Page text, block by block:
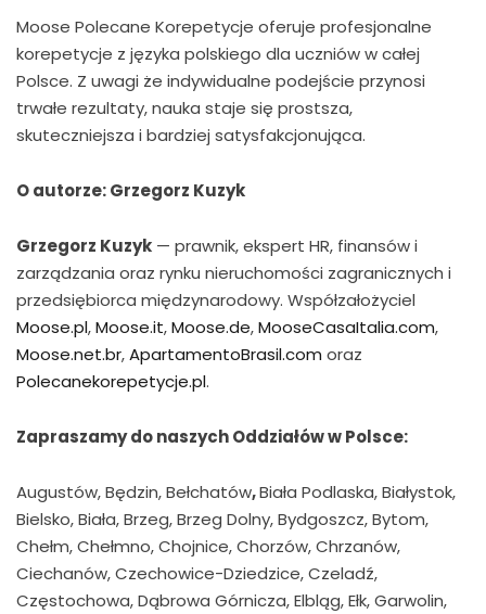
Moose Polecane Korepetycje oferuje profesjonalne
korepetycje z języka polskiego dla uczniów w całej
Polsce. Z uwagi że indywidualne podejście przynosi
trwałe rezultaty, nauka staje się prostsza,
skuteczniejsza i bardziej satysfakcjonująca.
O autorze: Grzegorz Kuzyk
Grzegorz Kuzyk — prawnik, ekspert HR, finansów i
zarządzania oraz rynku nieruchomości zagranicznych i
przedsiębiorca międzynarodowy. Współzałożyciel
Moose.pl,Moose.it,Moose.de,MooseCasaItalia.com,
Moose.net.br,ApartamentoBrasil.com oraz
Polecanekorepetycje.pl.
Zapraszamy do naszych Oddziałów w Polsce:
Augustów, Będzin, Bełchatów,Biała Podlaska, Białystok,
Bielsko, Biała, Brzeg, Brzeg Dolny, Bydgoszcz, Bytom,
Chełm, Chełmno, Chojnice, Chorzów, Chrzanów,
Ciechanów, Czechowice-Dziedzice, Czeladź,
Częstochowa, Dąbrowa Górnicza, Elbląg, Ełk, Garwolin,